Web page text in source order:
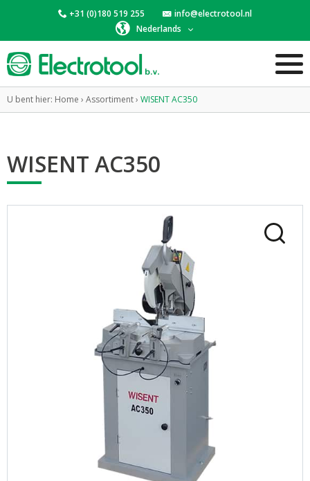
+31 (0)180 519 255
info@electrotool.nl
Nederlands
U bent hier: Home › Assortiment› WISENT AC350
WISENT AC350